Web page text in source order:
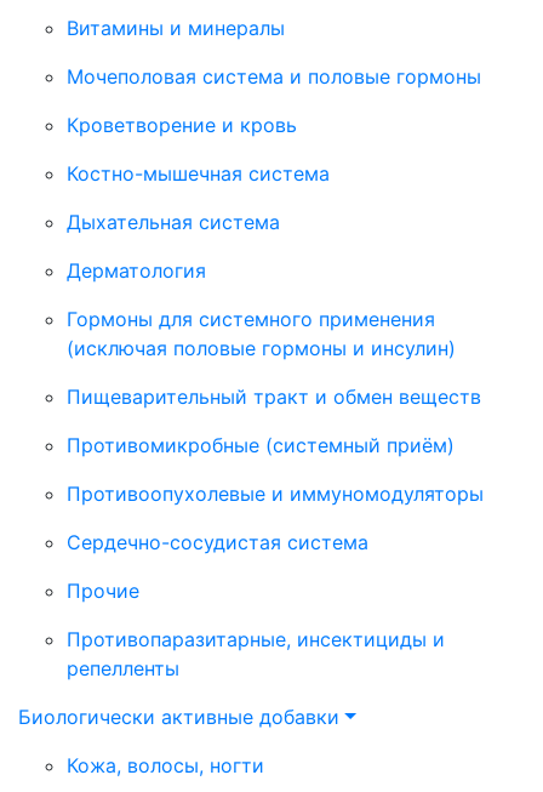
Витамины и минералы
Мочеполовая система и половые гормоны
Кроветворение и кровь
Костно-мышечная система
Дыхательная система
Дерматология
Гормоны для системного применения
(исключая половые гормоны и инсулин)
Пищеварительный тракт и обмен веществ
Противомикробные (системный приём)
Противоопухолевые и иммуномодуляторы
Сердечно-сосудистая система
Прочие
Противопаразитарные, инсектициды и
репелленты
Биологически активные добавки
Кожа, волосы, ногти